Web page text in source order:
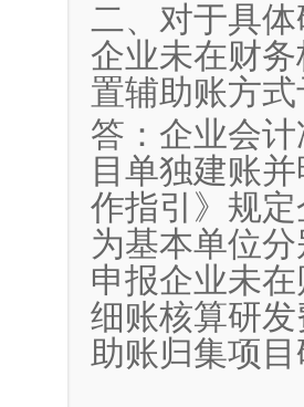
二、对于具
企业未在财
置辅助账方
答：企业会
目单独建账
作指引》规
为基本单位
申报企业未
细账核算研
助账归集项